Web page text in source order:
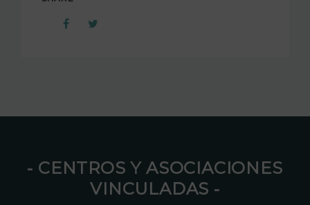
⁃ CENTROS Y ASOCIACIONES
VINCULADAS ⁃